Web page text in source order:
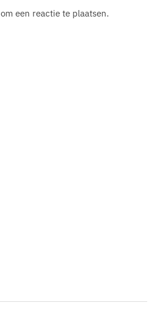
om een reactie te plaatsen.